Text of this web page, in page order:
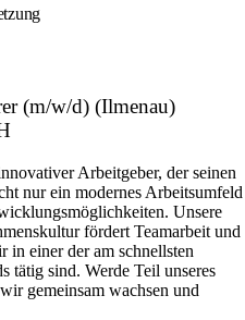
(m/w/d) (Ilmenau)
Arbeitgeber, der seinen
nur ein modernes Arbeitsumfeld
Unsere
fördert Teamarbeit und
in einer der am schnellsten
tätig sind. Werde Teil unseres
gemeinsam wachsen und